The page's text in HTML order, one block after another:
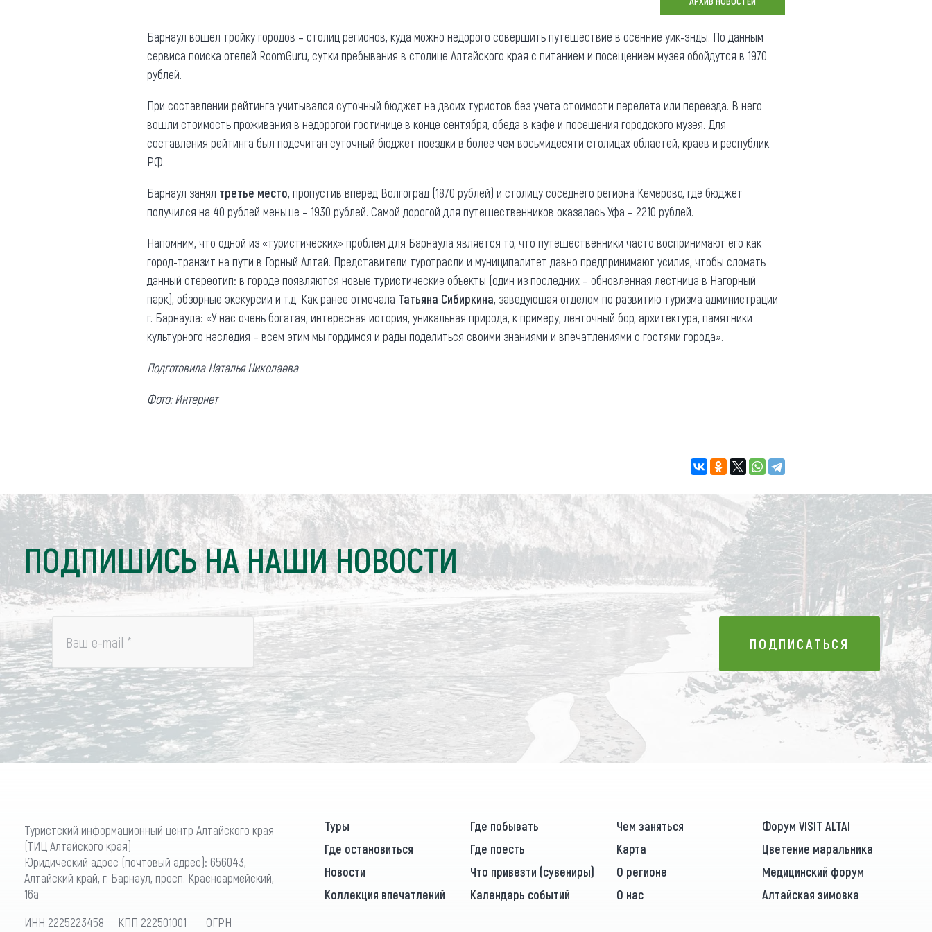
Придорожные кафе
Новости
Общая информация
Люди, прославившие Алтай
Карты и буклеты
Коллекция впечатлений
Блог путешественника
Фотогалерея
Другие рубрики
Реестр туроператоров
Реестр туристических
агентств Алтайского края
Обращения граждан
Противодействие коррупции
Барнаул вошел тройку городов – столиц регионов, куда можно недорого совершить путешествие в осенние уик-энды. По данным
сервиса поиска отелей RoomGuru, сутки пребывания в столице Алтайского края с питанием и посещением музея обойдутся в 1970
рублей.
При составлении рейтинга учитывался суточный бюджет на двоих туристов без учета стоимости перелета или переезда. В него
вошли стоимость проживания в недорогой гостинице в конце сентября, обеда в кафе и посещения городского музея. Для
составления рейтинга был подсчитан суточный бюджет поездки в более чем восьмидесяти столицах областей, краев и республик
РФ.
Барнаул занял третье место, пропустив вперед Волгоград (1870 рублей) и столицу соседнего региона Кемерово, где бюджет
получился на 40 рублей меньше – 1930 рублей. Самой дорогой для путешественников оказалась Уфа – 2210 рублей.
Напомним, что одной из «туристических» проблем для Барнаула является то, что путешественники часто воспринимают его как
город-транзит на пути в Горный Алтай. Представители туротрасли и муниципалитет давно предпринимают усилия, чтобы сломать
данный стереотип: в городе появляются новые туристические объекты (один из последних – обновленная лестница в Нагорный
парк), обзорные экскурсии и т.д. Как ранее отмечала Татьяна Сибиркина, заведующая отделом по развитию туризма администрации
г. Барнаула: «У нас очень богатая, интересная история, уникальная природа, к примеру, ленточный бор, архитектура, памятники
культурного наследия – всем этим мы гордимся и рады поделиться своими знаниями и впечатлениями с гостями города».
Подготовила Наталья Николаева
Фото: Интернет
ПОДПИШИСЬ НА НАШИ НОВОСТИ
Ваш e-mail * ПОДПИСАТЬСЯ
ПОДПИСАТЬСЯ
Туристский информационный центр Алтайского края
(ТИЦ Алтайского края)
Юридический адрес (почтовый адрес): 656043,
Алтайский край, г. Барнаул, просп. Красноармейский,
16а
ИНН 2225223458 КПП 222501001 ОГРН
Туры Где побывать Чем заняться
Форум VISIT ALTAI
Где остановиться
Где поесть Карта
Цветение маральника
Новости
Что привезти (сувениры) О регионе
Медицинский форум
Коллекция впечатлений
Календарь событий О нас Алтайская зимовка